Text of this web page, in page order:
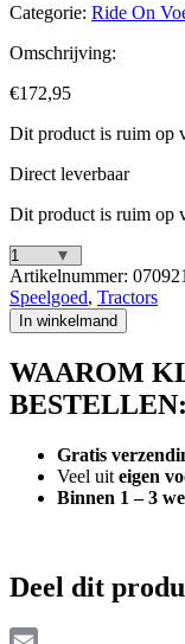
Categorie: Ride On
Omschrijving:
€172,95
Dit product is ruim op
Direct leverbaar
Dit product is ruim op
Falk
Claas
Arion
410
+
Aanhanger
+
Artikelnummer:
Speelgoed, Tractors
In winkelmand
WAAROM
BESTELLEN:
Gratis
Veel uit eigen
Binnen 1 – 3
Deel dit